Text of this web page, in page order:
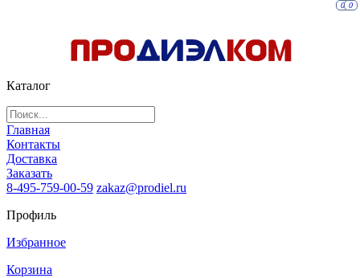
Каталог
Главная
Контакты
Доставка
Заказать
8-495-759-00-59 zakaz@prodiel.ru
Профиль
Избранное
0
Корзина
0